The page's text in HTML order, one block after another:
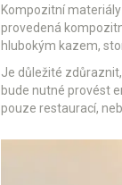
Kompozitní
provedená
hlubokým kazem,
Je důležité
bude nutné provést
pouze restaurací,